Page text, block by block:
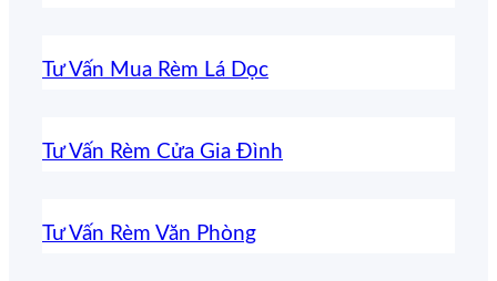
Tư Vấn Mua Rèm Lá Dọc
Tư Vấn Rèm Cửa Gia Đình
Tư Vấn Rèm Văn Phòng